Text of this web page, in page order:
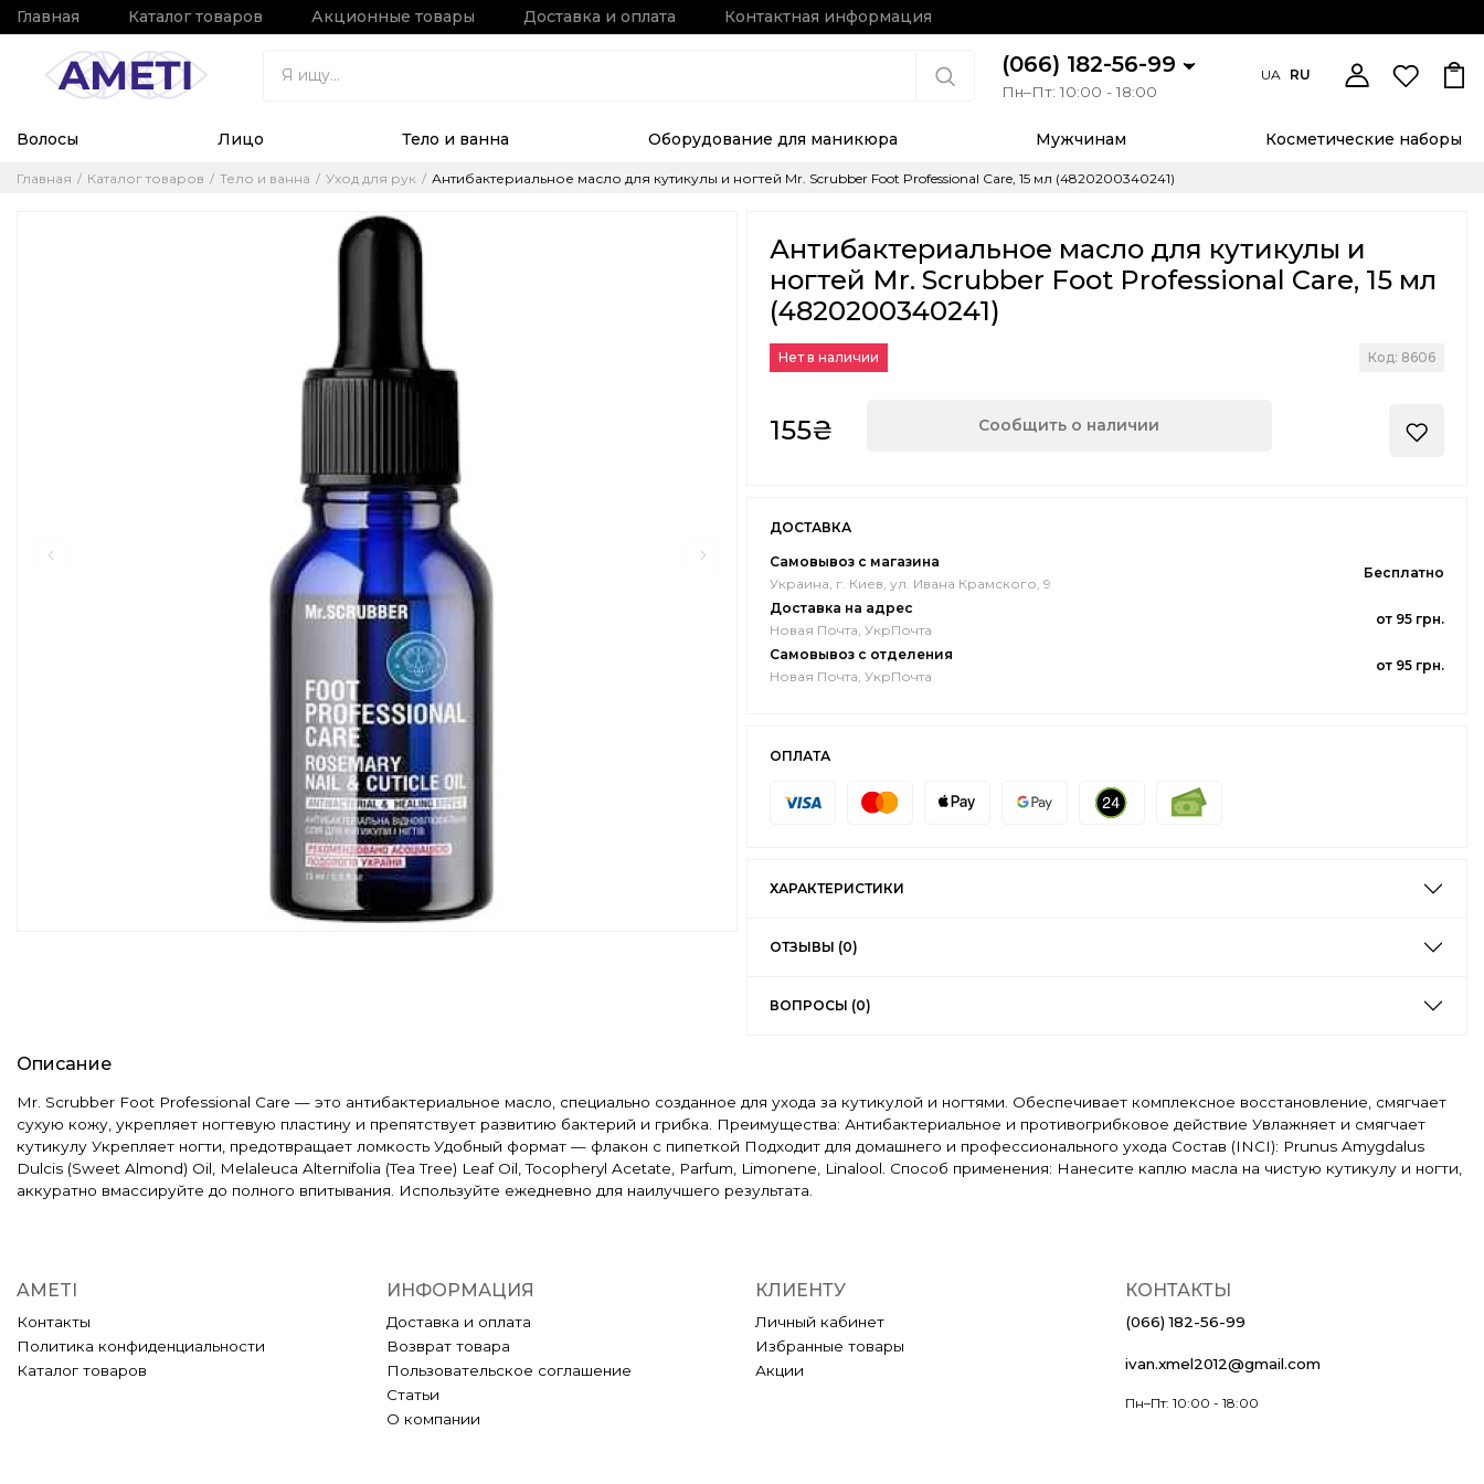
Главная Каталог товаров Акционные товары Доставка и оплата Контактная информация
(066) 182-56-99
Пн–Пт: 10:00 - 18:00
UA RU
Волосы Лицо Тело и ванна Оборудование для маникюра Мужчинам Косметические наборы
Главная Каталог товаров Тело и ванна Уход для рук Антибактериальное масло для кутикулы и ногтей Mr. Scrubber Foot Professional Care, 15 мл (4820200340241)
Антибактериальное масло для кутикулы и
ногтей Mr. Scrubber Foot Professional Care, 15 мл
(4820200340241)
Нет в наличии Код: 8606
155₴ Сообщить о наличии
ДОСТАВКА
Самовывоз с магазина
Украина, г. Киев, ул. Ивана Крамского, 9
Бесплатно
Доставка на адрес
Новая Почта, УкрПочта
от 95 грн.
Самовывоз с отделения
Новая Почта, УкрПочта
от 95 грн.
ОПЛАТА
ХАРАКТЕРИСТИКИ
ОТЗЫВЫ (0)
ВОПРОСЫ (0)
Описание
Mr. Scrubber Foot Professional Care — это антибактериальное масло, специально созданное для ухода за кутикулой и ногтями. Обеспечивает комплексное восстановление, смягчает
сухую кожу, укрепляет ногтевую пластину и препятствует развитию бактерий и грибка. Преимущества: Антибактериальное и противогрибковое действие Увлажняет и смягчает
кутикулу Укрепляет ногти, предотвращает ломкость Удобный формат — флакон с пипеткой Подходит для домашнего и профессионального ухода Состав (INCI): Prunus Amygdalus
Dulcis (Sweet Almond) Oil, Melaleuca Alternifolia (Tea Tree) Leaf Oil, Tocopheryl Acetate, Parfum, Limonene, Linalool. Способ применения: Нанесите каплю масла на чистую кутикулу и ногти,
аккуратно вмассируйте до полного впитывания. Используйте ежедневно для наилучшего результата.
AMETI
Контакты
Политика конфиденциальности
Каталог товаров
ИНФОРМАЦИЯ
Доставка и оплата
Возврат товара
Пользовательское соглашение
Статьи
О компании
КЛИЕНТУ
Личный кабинет
Избранные товары
Акции
КОНТАКТЫ
(066) 182-56-99
ivan.xmel2012@gmail.com
Пн–Пт: 10:00 - 18:00